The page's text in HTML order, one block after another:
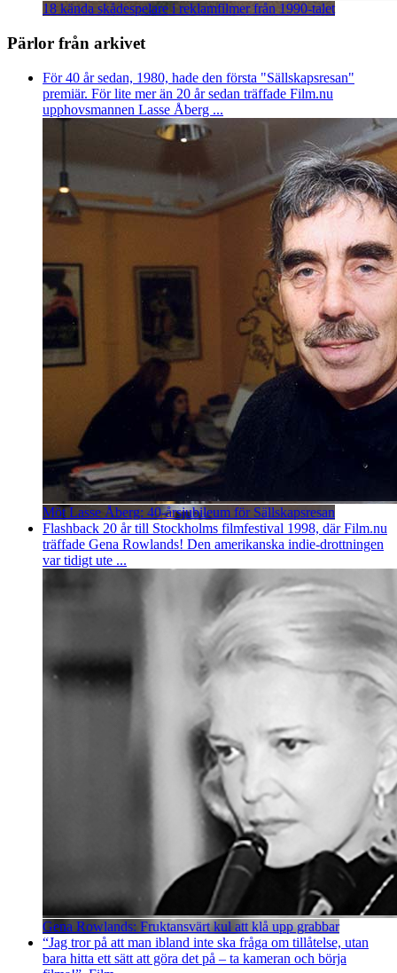
18 kända skådespelare i reklamfilmer från 1990-talet
Pärlor från arkivet
För 40 år sedan, 1980, hade den första "Sällskapsresan"
premiär. För lite mer än 20 år sedan träffade Film.nu
upphovsmannen Lasse Åberg ...
Möt Lasse Åberg: 40-årsjubileum för Sällskapsresan
Flashback 20 år till Stockholms filmfestival 1998, där Film.nu
träffade Gena Rowlands! Den amerikanska indie-drottningen
var tidigt ute ...
Gena Rowlands: Fruktansvärt kul att klå upp grabbar
“Jag tror på att man ibland inte ska fråga om tillåtelse, utan
bara hitta ett sätt att göra det på – ta kameran och börja